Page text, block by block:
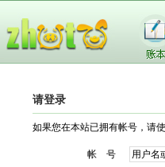
请登录
如果您在本站已拥有帐号，请
帐 号